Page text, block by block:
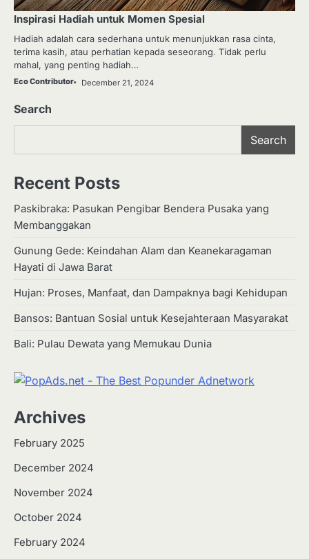
Inspirasi Hadiah untuk Momen Spesial
Hadiah adalah cara sederhana untuk menunjukkan rasa cinta,
terima kasih, atau perhatian kepada seseorang. Tidak perlu
mahal, yang penting hadiah…
Eco Contributor December 21, 2024
Search
Search
Recent Posts
Paskibraka: Pasukan Pengibar Bendera Pusaka yang
Membanggakan
Gunung Gede: Keindahan Alam dan Keanekaragaman
Hayati di Jawa Barat
Hujan: Proses, Manfaat, dan Dampaknya bagi Kehidupan
Bansos: Bantuan Sosial untuk Kesejahteraan Masyarakat
Bali: Pulau Dewata yang Memukau Dunia
Archives
February 2025
December 2024
November 2024
October 2024
February 2024
2